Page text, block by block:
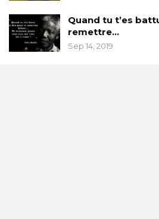
Quand tu t’es
remettre…
Sep 14, 2019